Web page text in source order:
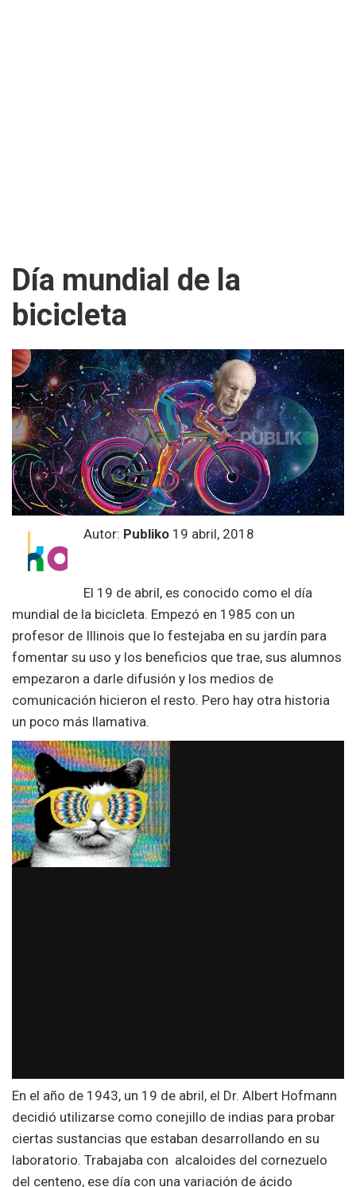
Día mundial de la
bicicleta
Autor: Publiko 19 abril, 2018
El 19 de abril, es conocido como el día
mundial de la bicicleta. Empezó en 1985 con un
profesor de Illinois que lo festejaba en su jardín para
fomentar su uso y los beneficios que trae, sus alumnos
empezaron a darle difusión y los medios de
comunicación hicieron el resto. Pero hay otra historia
un poco más llamativa.
En el año de 1943, un 19 de abril, el Dr. Albert Hofmann
decidió utilizarse como conejillo de indias para probar
ciertas sustancias que estaban desarrollando en su
laboratorio. Trabajaba con alcaloides del cornezuelo
del centeno, ese día con una variación de ácido